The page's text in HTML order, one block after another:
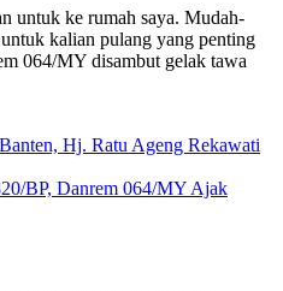
untuk ke rumah saya. Mudah-
kalian pulang yang penting
064/MY disambut gelak tawa
Hj. Ratu Ageng Rekawati
BP, Danrem 064/MY Ajak